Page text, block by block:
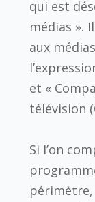
qui est
médias ».
aux
et «
télévision
Si l’on